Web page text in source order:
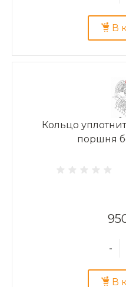
В
Кольцо
поршня
-
В